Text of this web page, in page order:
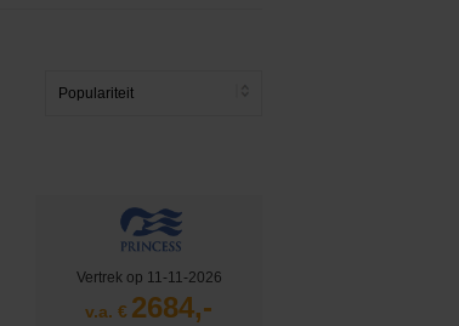
Vertrek op 11-11-2026
v.a. € 2684,-